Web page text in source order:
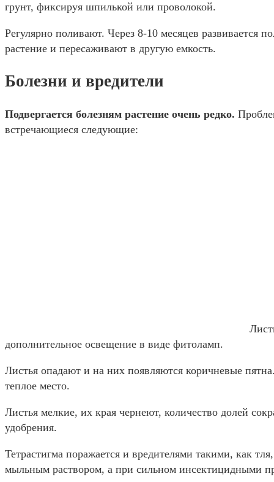
грунт, фиксируя шпилькой или проволокой.
Регулярно поливают. Через 8-10 месяцев развивается
растение и пересаживают в другую емкость.
Болезни и вредители
Подвергается болезням растение очень редко.
встречающиеся следующие:
дополнительное освещение в виде фитоламп.
Листья опадают и на них появляются коричневые
теплое место.
Листья мелкие, их края чернеют, количество долей
удобрения.
Тетрастигма поражается и вредителями такими, как
мыльным раствором, а при сильном инсектицидными